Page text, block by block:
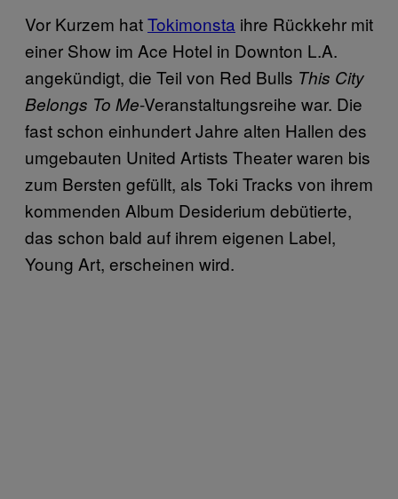
Vor Kurzem hatTokimonsta ihre Rückkehr mit
einer Show im Ace Hotel in Downton L.A.
angekündigt, die Teil von Red Bulls This City
Belongs To Me-Veranstaltungsreihe war. Die
fast schon einhundert Jahre alten Hallen des
umgebauten United Artists Theater waren bis
zum Bersten gefüllt, als Toki Tracks von ihrem
kommenden Album Desiderium debütierte,
das schon bald auf ihrem eigenen Label,
Young Art, erscheinen wird.